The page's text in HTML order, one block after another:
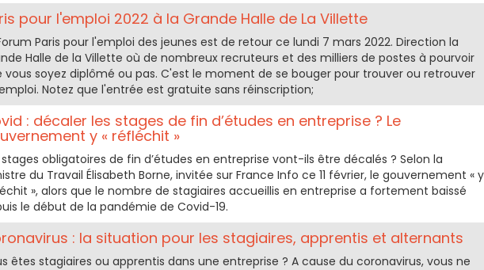
pour l'emploi 2022 à la Grande Halle de La Villette
Paris pour l'emploi des jeunes est de retour ce lundi 7 mars 2022. Direction la
Halle de la Villette où de nombreux recruteurs et des milliers de postes à pourvoir
vous soyez diplômé ou pas. C'est le moment de se bouger pour trouver ou retrouver
Notez que l'entrée est gratuite sans réinscription;
: décaler les stages de fin d’études en entreprise ? Le
y « réfléchit »
stages obligatoires de fin d’études en entreprise vont-ils être décalés ? Selon la
du Travail Élisabeth Borne, invitée sur France Info ce 11 février, le gouvernement « y
», alors que le nombre de stagiaires accueillis en entreprise a fortement baissé
le début de la pandémie de Covid-19.
: la situation pour les stagiaires, apprentis et alternants
êtes stagiaires ou apprentis dans une entreprise ? A cause du coronavirus, vous ne